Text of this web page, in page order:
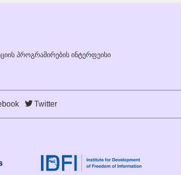
პროგრამირების ინტერფეისი
Twitter